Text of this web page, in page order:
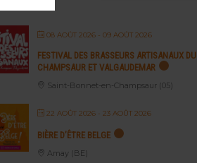
08 AOÛT 2026 - 09 AOÛT 2026
FESTIVAL DES BRASSEURS ARTISANAUX DU
CHAMPSAUR ET VALGAUDEMAR
Saint-Bonnet-en-Champsaur (05)
22 AOÛT 2026 - 23 AOÛT 2026
BIÈRE D’ÊTRE BELGE
Amay (BE)